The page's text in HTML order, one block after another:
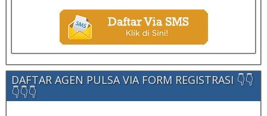
DAFTAR AGEN PULSA VIA FORM REGISTRASI 👇👇
👇👇👇